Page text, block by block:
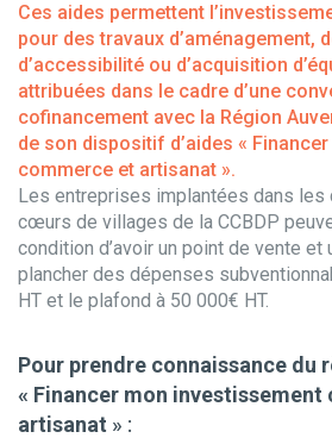
Ces aides permettent
pour des travaux d’aménagement,
d’accessibilité ou d’acquisition
attribuées dans le cadre d’une
cofinancement avec la Région
de son dispositif d’aides «
commerce et artisanat ».
Les entreprises implantées dans
cœurs de villages de la CCBDP
condition d’avoir un point de vente et
plancher des dépenses
HT et le plafond à 50 000€ HT.
Pour prendre connaissance du
« Financer mon investissement
artisanat » :